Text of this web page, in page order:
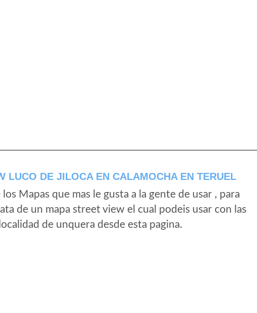
LUCO DE JILOCA EN CALAMOCHA EN TERUEL
Mapas que mas le gusta a la gente de usar , para
de un mapa street view el cual podeis usar con las
de unquera desde esta pagina.